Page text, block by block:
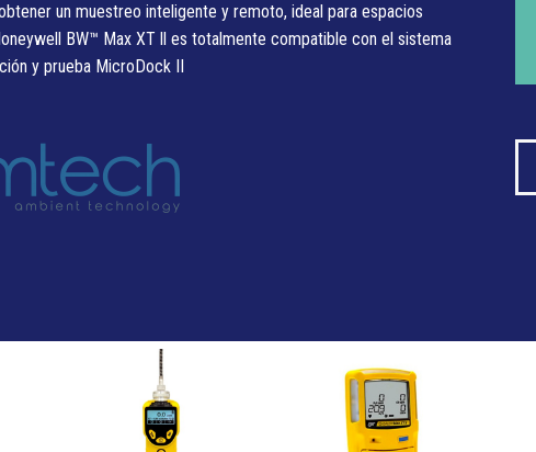
un muestreo inteligente y remoto, ideal para espacios
BW™ Max XT ll es totalmente compatible con el sistema
y prueba MicroDock II